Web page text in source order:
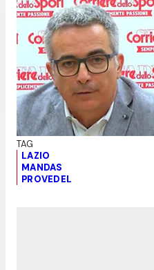
LAZIO
MANDAS
PROVEDEL